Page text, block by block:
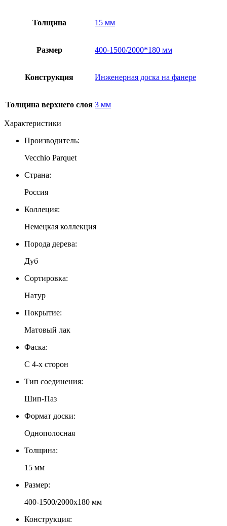
Толщина 15 мм
Размер 400-1500/2000*180 мм
Конструкция Инженерная доска на фанере
Толщина верхнего слоя 3 мм
Характеристики
Производитель:
Vecchio Parquet
Страна:
Россия
Коллеция:
Немецкая коллекция
Порода дерева:
Дуб
Сортировка:
Натур
Покрытие:
Матовый лак
Фаска:
С 4-x сторон
Тип соединения:
Шип-Паз
Формат доски:
Однополосная
Толщина:
15 мм
Размер:
400-1500/2000x180 мм
Конструкция: